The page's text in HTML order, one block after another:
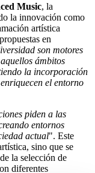
Music, la
la innovación como
artística
en
son motores
ámbitos
la incorporación
el entorno
piden a las
entornos
actual". Este
sino que se
la selección de
diferentes